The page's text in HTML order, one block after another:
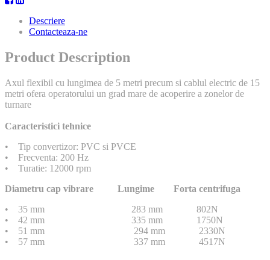
Descriere
Contacteaza-ne
Product Description
Axul flexibil cu lungimea de 5 metri precum si cablul electric de 15
metri ofera operatorului un grad mare de acoperire a zonelor de
turnare
Caracteristici tehnice
• Tip convertizor: PVC si PVCE
• Frecventa: 200 Hz
• Turatie: 12000 rpm
Diametru cap vibrare Lungime Forta centrifuga
• 35 mm 283 mm 802N
• 42 mm 335 mm 1750N
• 51 mm 294 mm 2330N
• 57 mm 337 mm 4517N